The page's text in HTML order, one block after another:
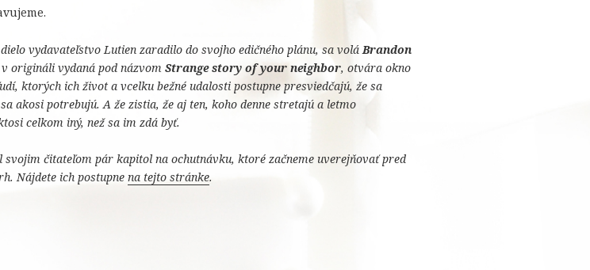
vydavateľstvo Lutien zaradilo do svojho edičného plánu, sa volá Brandon
v origináli vydaná pod názvom Strange story of your neighbor, otvára okno
ktorých ich život a vcelku bežné udalosti postupne presviedčajú, že sa
akosi potrebujú. A že zistia, že aj ten, koho denne stretajú a letmo
celkom iný, než sa im zdá byť.
čitateľom pár kapitol na ochutnávku, ktoré začneme uverejňovať pred
Nájdete ich postupne na tejto stránke.